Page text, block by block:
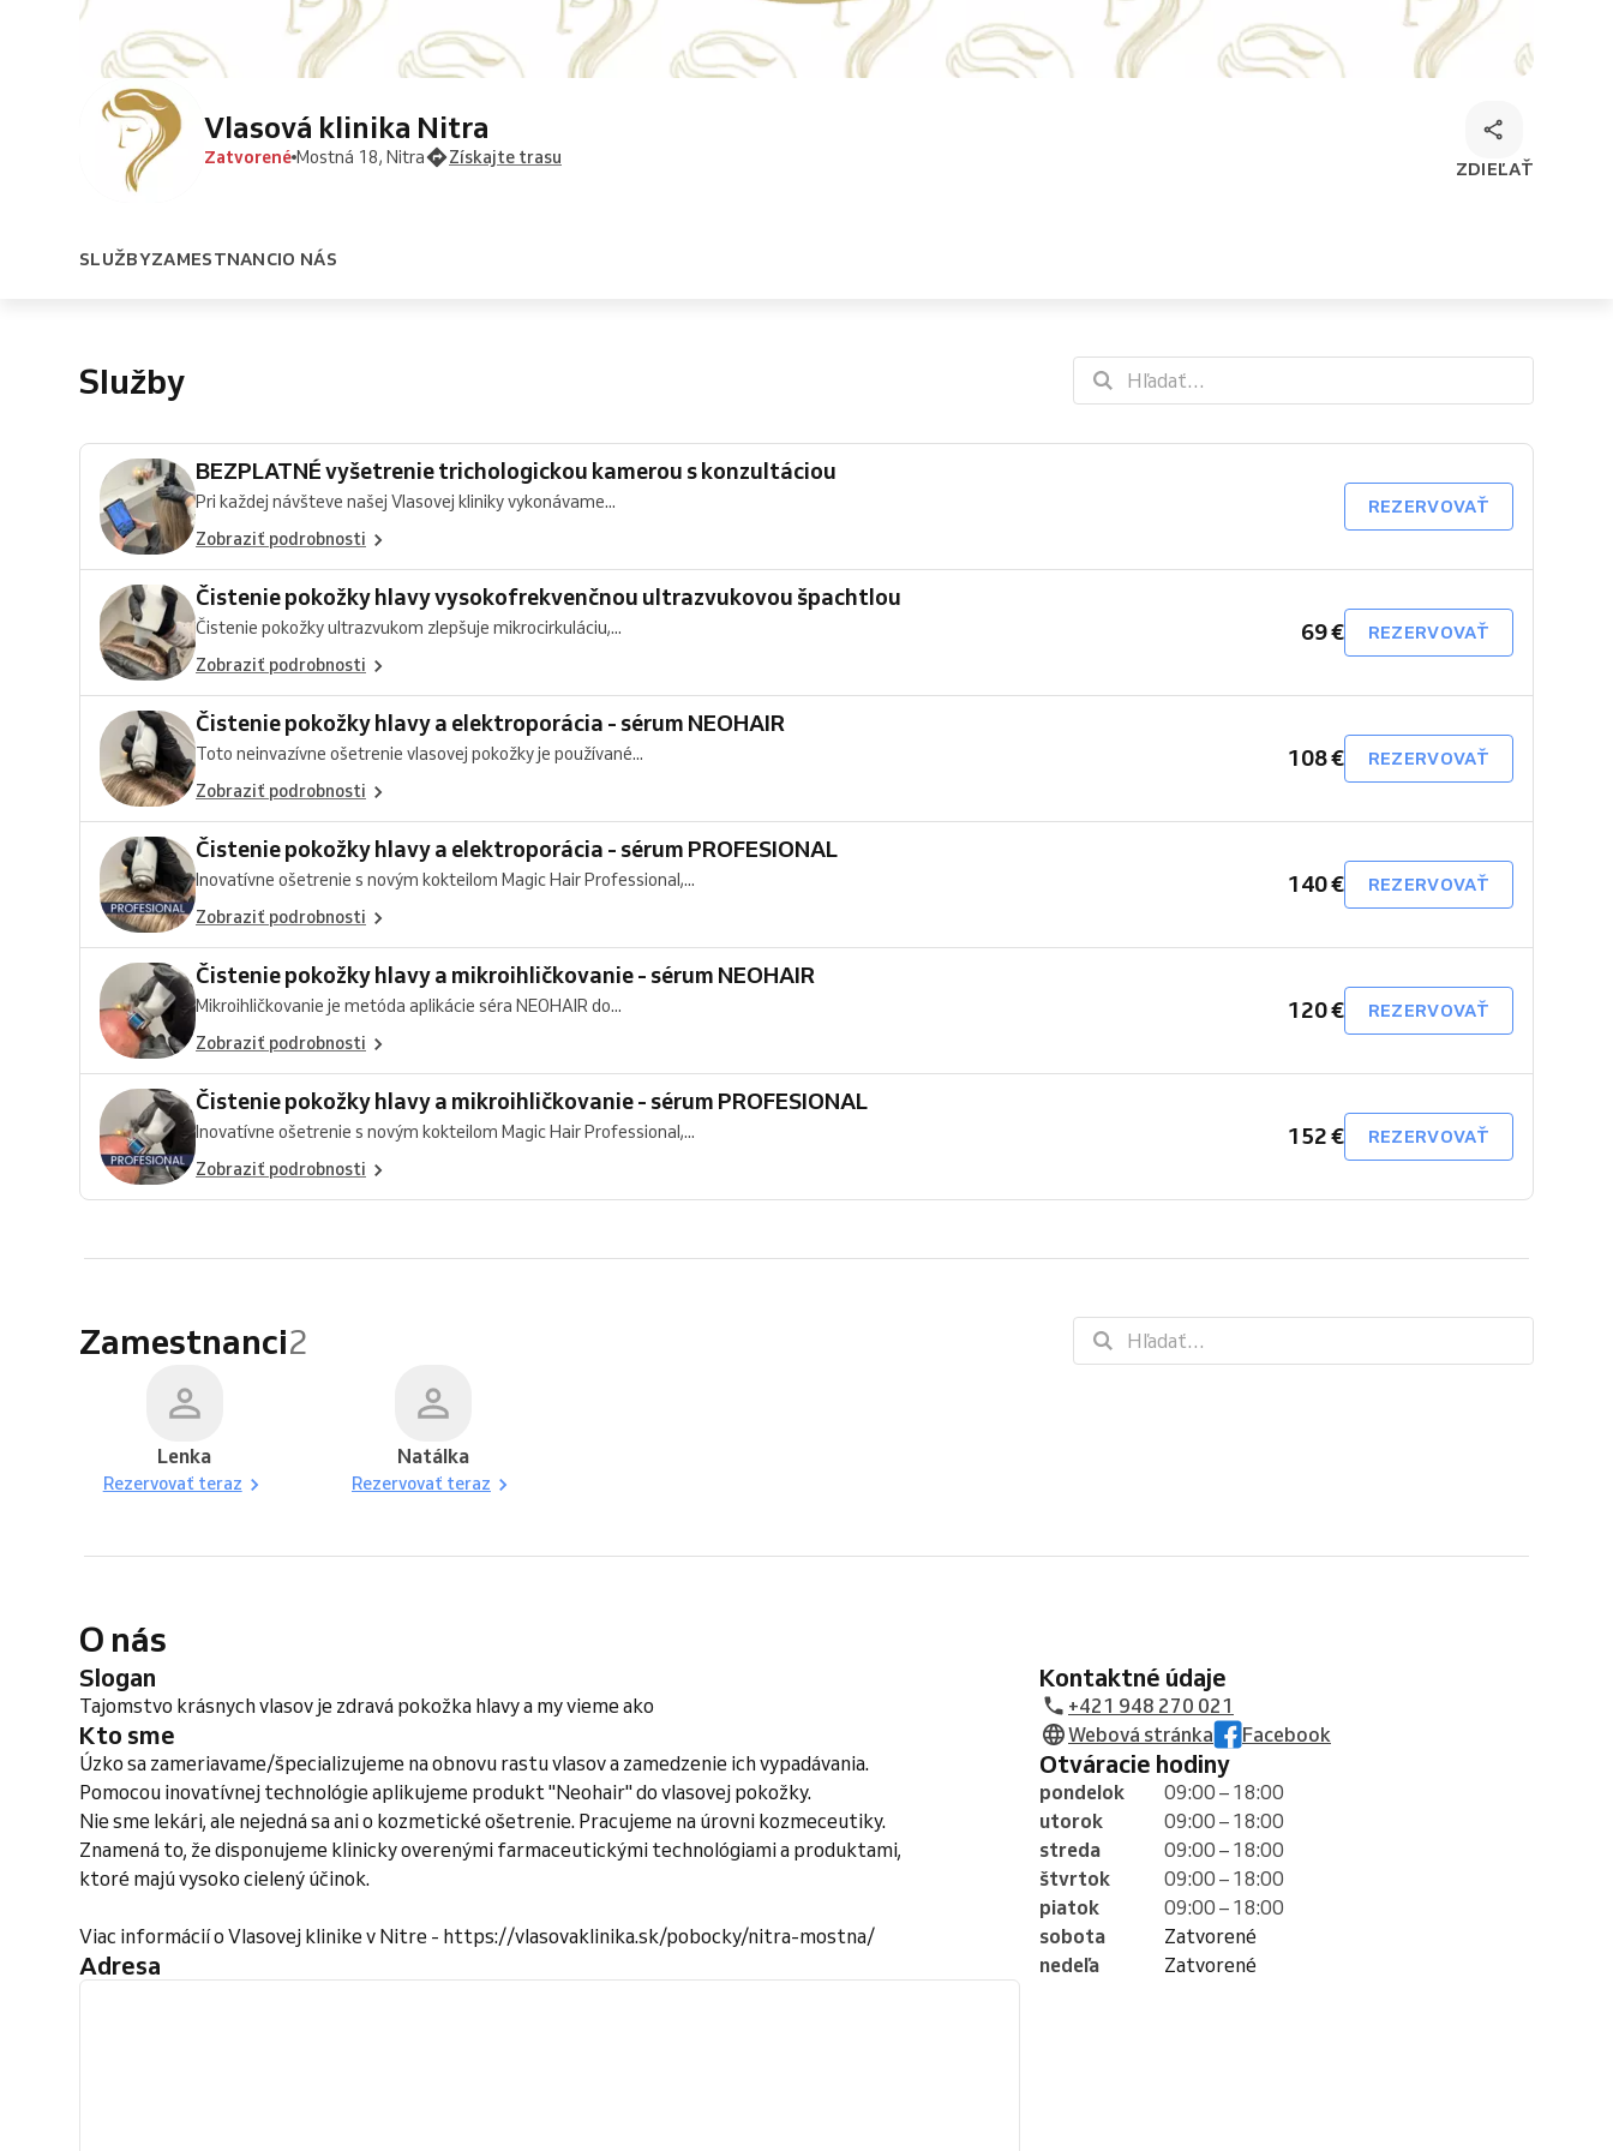
Vlasová klinika Nitra
Zatvorené Mostná 18, Nitra Získajte trasu
ZDIEĽAŤ
SLUŽBYZAMESTNANCIO NÁS
Služby
BEZPLATNÉ vyšetrenie trichologickou kamerou s konzultáciou
Pri každej návšteve našej Vlasovej kliniky vykonávame...
Zobraziť podrobnosti
REZERVOVAŤ
Čistenie pokožky hlavy vysokofrekvenčnou ultrazvukovou špachtlou
Čistenie pokožky ultrazvukom zlepšuje mikrocirkuláciu,...
Zobraziť podrobnosti
69 € REZERVOVAŤ
Čistenie pokožky hlavy a elektroporácia - sérum NEOHAIR
Toto neinvazívne ošetrenie vlasovej pokožky je používané...
Zobraziť podrobnosti
108 € REZERVOVAŤ
Čistenie pokožky hlavy a elektroporácia - sérum PROFESIONAL
Inovatívne ošetrenie s novým kokteilom Magic Hair Professional,...
Zobraziť podrobnosti
140 € REZERVOVAŤ
Čistenie pokožky hlavy a mikroihličkovanie - sérum NEOHAIR
Mikroihličkovanie je metóda aplikácie séra NEOHAIR do...
Zobraziť podrobnosti
120 € REZERVOVAŤ
Čistenie pokožky hlavy a mikroihličkovanie - sérum PROFESIONAL
Inovatívne ošetrenie s novým kokteilom Magic Hair Professional,...
Zobraziť podrobnosti
152 € REZERVOVAŤ
Zamestnanci2
Lenka
Rezervovať teraz
Natálka
Rezervovať teraz
O nás
Slogan
Tajomstvo krásnych vlasov je zdravá pokožka hlavy a my vieme ako
Kto sme
Úzko sa zameriavame/špecializujeme na obnovu rastu vlasov a zamedzenie ich vypadávania.
Pomocou inovatívnej technológie aplikujeme produkt "Neohair" do vlasovej pokožky.
Nie sme lekári, ale nejedná sa ani o kozmetické ošetrenie. Pracujeme na úrovni kozmeceutiky.
Znamená to, že disponujeme klinicky overenými farmaceutickými technológiami a produktami,
ktoré majú vysoko cielený účinok.
Viac informácií o Vlasovej klinike v Nitre - https://vlasovaklinika.sk/pobocky/nitra-mostna/
Adresa
Kontaktné údaje
+421 948 270 021
Webová stránka
Facebook
Otváracie hodiny
pondelok
09:00 – 18:00
utorok
09:00 – 18:00
streda
09:00 – 18:00
štvrtok
09:00 – 18:00
piatok
09:00 – 18:00
sobota
Zatvorené
nedeľa
Zatvorené